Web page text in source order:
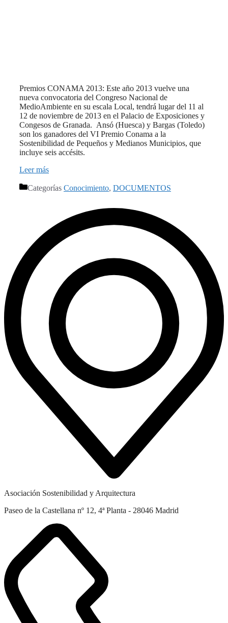
Premios CONAMA 2013: Este año 2013 vuelve una
nueva convocatoria del Congreso Nacional de
MedioAmbiente en su escala Local, tendrá lugar del 11 al
12 de noviembre de 2013 en el Palacio de Exposiciones y
Congesos de Granada. Ansó (Huesca) y Bargas (Toledo)
son los ganadores del VI Premio Conama a la
Sostenibilidad de Pequeños y Medianos Municipios, que
incluye seis accésits.
Leer más
Categorías Conocimiento, DOCUMENTOS
Asociación Sostenibilidad y Arquitectura
Paseo de la Castellana nº 12, 4ª Planta - 28046 Madrid